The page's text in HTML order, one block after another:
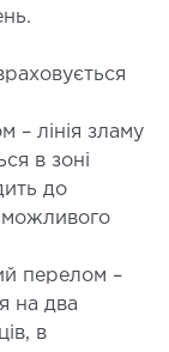
– лінія зламу
в зоні
до
можливого
перелом –
на два
в